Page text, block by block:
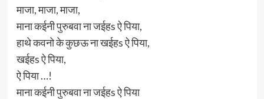
माजा, माजा, माजा,
माना कईनी पुरुबवा ना जईहs ऐ पिया,
हाथे कवनो के कुछऊ ना खईहs ऐ पिया,
खईहs ऐ पिया,
ऐ पिया …!
माना कईनी पुरुबवा ना जईहs ऐ पिया